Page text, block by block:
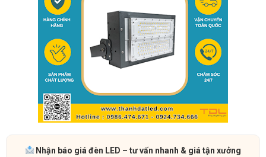
Nhận báo giá đèn LED – tư vấn nhanh & giá tận xưởng